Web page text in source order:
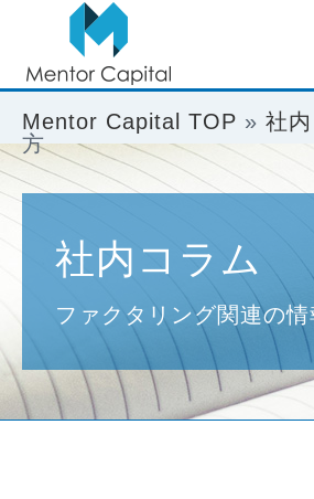
Mentor Capital TOP » 社
方
社内コラム
ファクタリング関連の